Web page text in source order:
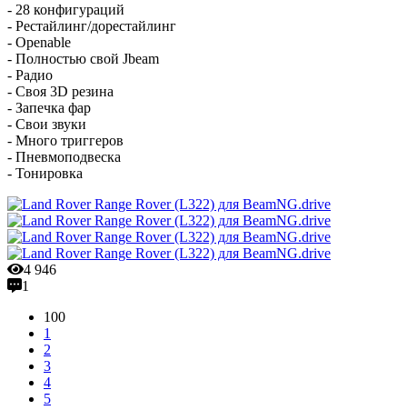
- 28 конфигураций
- Рестайлинг/дорестайлинг
- Openable
- Полностью свой Jbeam
- Радио
- Своя 3D резина
- Запечка фар
- Свои звуки
- Много триггеров
- Пневмоподвеска
- Тонировка
4 946
1
100
1
2
3
4
5